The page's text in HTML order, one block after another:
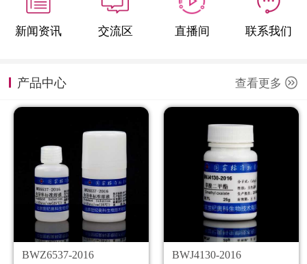
新闻资讯 交流区 直播间 联系我们
产品中心 查看更多
BWZ6537-2016 BWJ4130-2016
定制仪器
新闻资讯
公司主页
购物车
会员中心